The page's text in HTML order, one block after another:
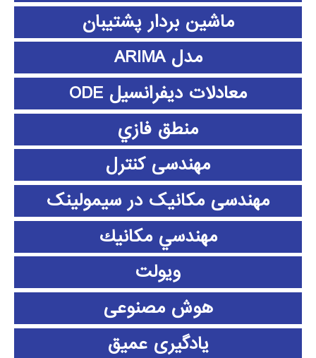
ماشین بردار پشتیبان
مدل ARIMA
معادلات دیفرانسیل ODE
منطق فازي
مهندسی کنترل
مهندسی مکانیک در سیمولینک
مهندسي مكانيك
ویولت
هوش مصنوعی
یادگیری عمیق